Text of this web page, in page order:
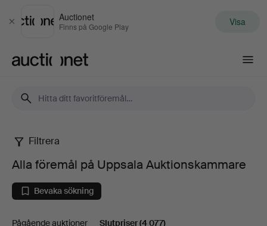
Stäng
Auctionet
Finns på Google Play Visa
Alla
föremål
på
Filtrera
Alla föremål på Uppsala Auktionskammare
Bevaka sökning
Pågående auktioner Slutpriser(4 077)